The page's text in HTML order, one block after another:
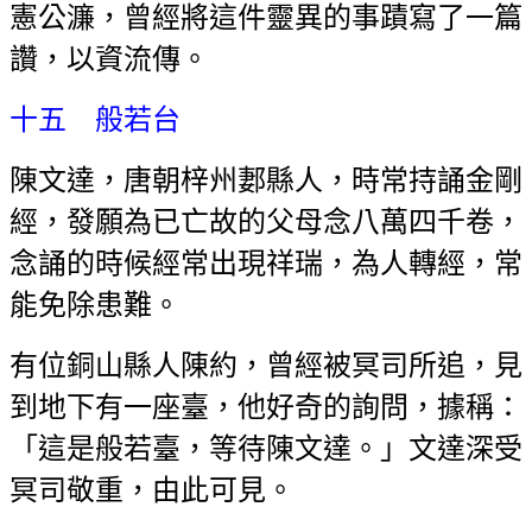
憲公濂，曾經將這件靈異的事蹟寫了一篇
讚，以資流傳。
十五 般若台
陳文達，唐朝梓州郪縣人，時常持誦金剛
經，發願為已亡故的父母念八萬四千卷，
念誦的時候經常出現祥瑞，為人轉經，常
能免除患難。
有位銅山縣人陳約，曾經被冥司所追，見
到地下有一座臺，他好奇的詢問，據稱：
「這是般若臺，等待陳文達。」文達深受
冥司敬重，由此可見。